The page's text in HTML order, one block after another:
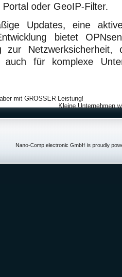
oder GeoIP-Filter.
Updates, eine
bietet
zur
für komplexe
mit GROSSER Leistung!
Kleine Unternehmen
Nano-Comp electronic GmbH is proudly